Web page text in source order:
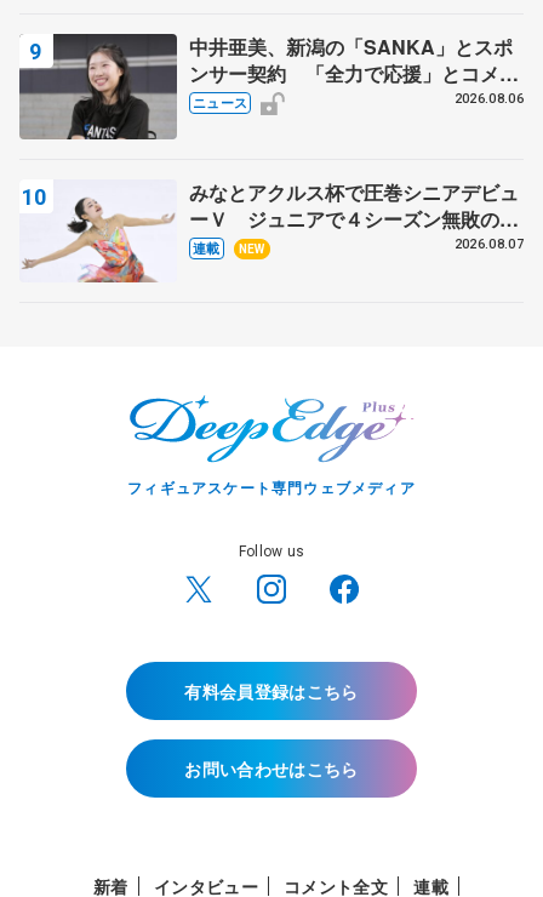
中井亜美、新潟の「SANKA」とスポ
ンサー契約 「全力で応援」とコメン
ト
ニュース 2026.08.06
みなとアクルス杯で圧巻シニアデビュ
ーＶ ジュニアで４シーズン無敗の島
田麻央
連載 NEW 2026.08.07
フィギュアスケート専門ウェブメディア
Follow us
有料会員登録はこちら
お問い合わせはこちら
新着 インタビュー コメント全文 連載